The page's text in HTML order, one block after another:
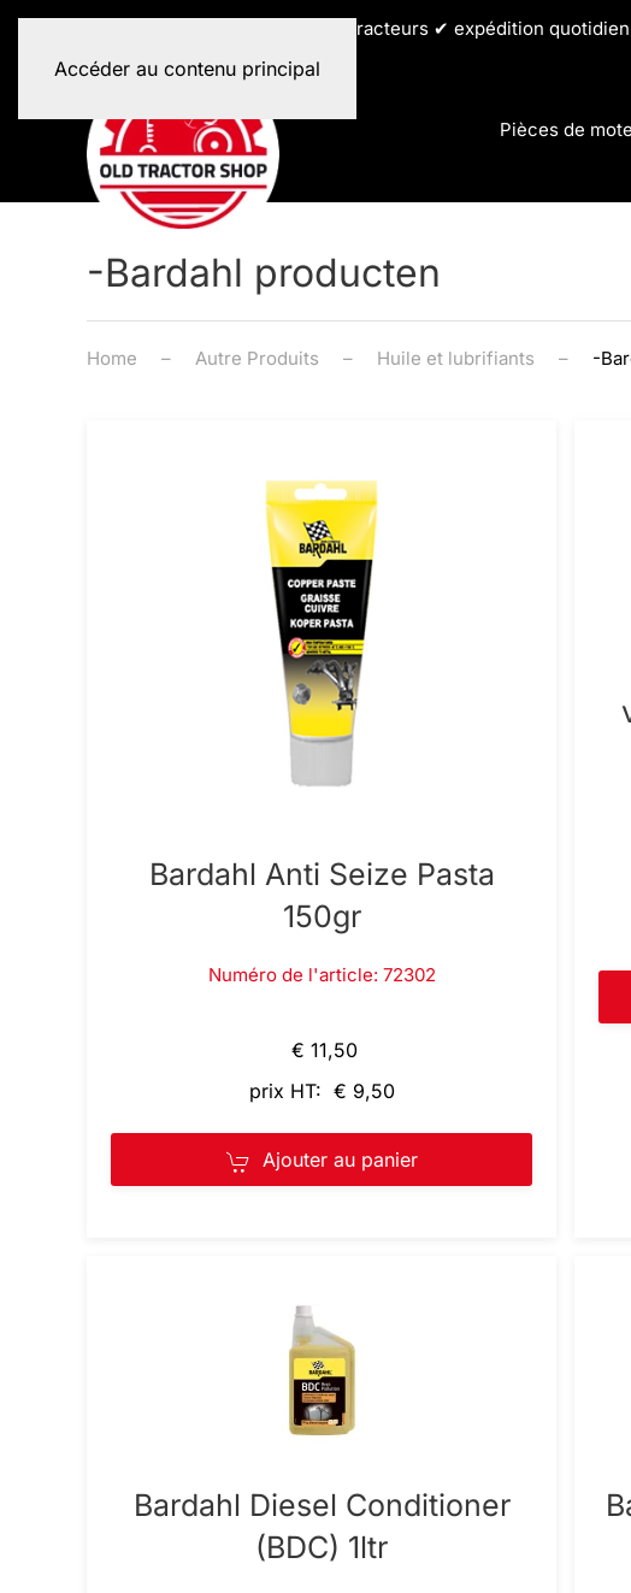
Accéder au contenu principal
✔ toutes les marques de tracteurs ✔ expédition
Pièces de
-Bardahl producten
Home Autre Produits Huile et lubrifiants -
Bardahl Anti Seize Pasta
150gr
Numéro de l'article: 72302
€ 11,50
prix HT: € 9,50
Ajouter au panier
Bardahl Diesel Conditioner
(BDC) 1ltr